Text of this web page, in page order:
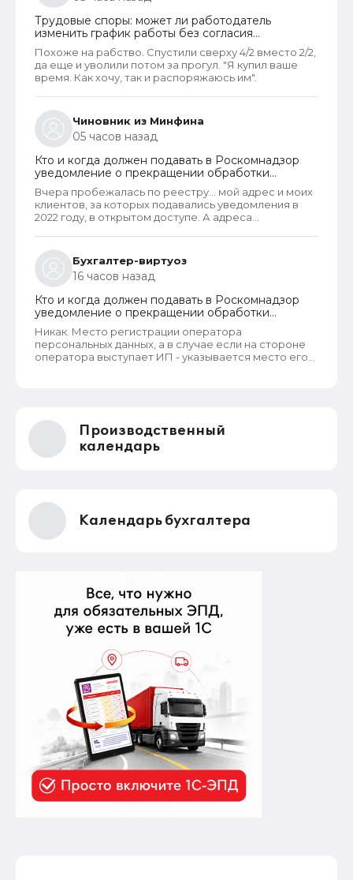
Трудовые споры: может ли работодатель
изменить график работы без согласия
сотрудника
Похоже на рабство. Спустили сверху 4/2 вместо 2/2,
да еще и уволили потом за прогул. "Я купил ваше
время. Как хочу, так и распоряжаюсь им".
Чиновник из Минфина
05 часов назад
Кто и когда должен подавать в Роскомнадзор
уведомление о прекращении обработки
персональных данных
Вчера пробежалась по реестру... мой адрес и моих
клиентов, за которых подавались уведомления в
2022 году, в открытом доступе. А адреса
проверила только знакомых ИП и заметила такую
закономерность. Или это просто совпадение
такое?
Бухгалтер-виртуоз
16 часов назад
Кто и когда должен подавать в Роскомнадзор
уведомление о прекращении обработки
персональных данных
Никак. Место регистрации оператора
персональных данных, а в случае если на стороне
оператора выступает ИП - указывается место его
сведениями. Делается это для того, чтобы у
субъектов ПД имелась возможность в случае
нарушения их прав обратиться непосредственно к
оператору для устранения нарушений.
Производственный
календарь
Календарь бухгалтера